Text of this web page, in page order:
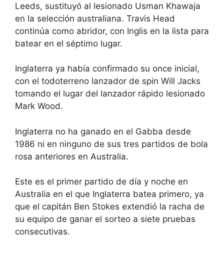
Leeds, sustituyó al lesionado Usman Khawaja
en la selección australiana. Travis Head
continúa como abridor, con Inglis en la lista para
batear en el séptimo lugar.
Inglaterra ya había confirmado su once inicial,
con el todoterreno lanzador de spin Will Jacks
tomando el lugar del lanzador rápido lesionado
Mark Wood.
Inglaterra no ha ganado en el Gabba desde
1986 ni en ninguno de sus tres partidos de bola
rosa anteriores en Australia.
Este es el primer partido de día y noche en
Australia en el que Inglaterra batea primero, ya
que el capitán Ben Stokes extendió la racha de
su equipo de ganar el sorteo a siete pruebas
consecutivas.